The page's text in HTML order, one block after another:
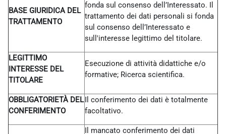
BASE GIURIDICA DEL
TRATTAMENTO
fonda sul consenso dell’Interessato. Il
trattamento dei dati personali si fonda
sul consenso dell’Interessato e
sull'interesse legittimo del titolare.
LEGITTIMO
INTERESSE DEL
TITOLARE
Esecuzione di attività didattiche e/o
formative; Ricerca scientifica.
OBBLIGATORIETÀ DEL
CONFERIMENTO
Il conferimento dei dati è totalmente
facoltativo.
Il mancato conferimento dei dati